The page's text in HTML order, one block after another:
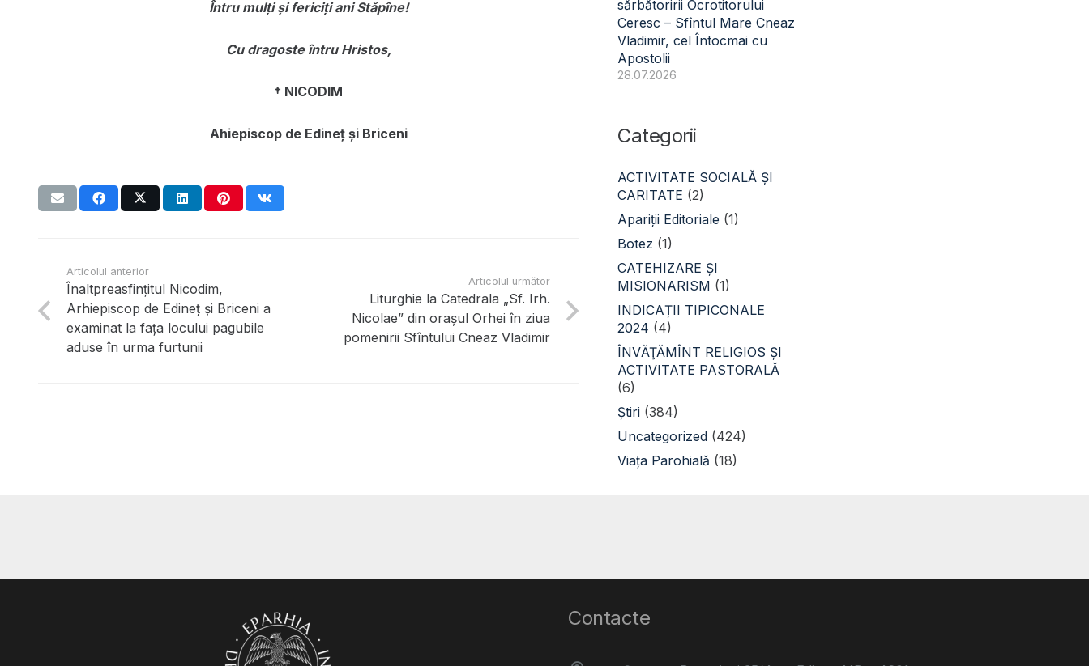
Întru mulți și fericiți ani Stăpîne!
Cu dragoste întru Hristos,
† NICODIM
Ahiepiscop de Edineț și Briceni
Articolul anterior
Înaltpreasfințitul Nicodim,
Arhiepiscop de Edineț și Briceni a
examinat la fața locului pagubile
aduse în urma furtunii
Articolul următor
Liturghie la Catedrala „Sf. Irh.
Nicolae” din oraşul Orhei în ziua
pomenirii Sfîntului Cneaz Vladimir
sărbătoririi Ocrotitorului
Ceresc – Sfîntul Mare Cneaz
Vladimir, cel Întocmai cu
Apostolii
28.07.2026
Categorii
ACTIVITATE SOCIALĂ ŞI
CARITATE (2)
Apariții Editoriale (1)
Botez (1)
CATEHIZARE ŞI
MISIONARISM (1)
INDICAȚII TIPICONALE
2024 (4)
ÎNVĂŢĂMÎNT RELIGIOS ŞI
ACTIVITATE PASTORALĂ
(6)
Știri (384)
Uncategorized (424)
Viața Parohială (18)
Contacte